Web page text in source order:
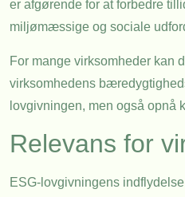
er afgørende for at forbedre
miljømæssige og sociale
For mange virksomheder kan
virksomhedens
lovgivningen, men også opnå
Relevans for
ESG-lovgivningens